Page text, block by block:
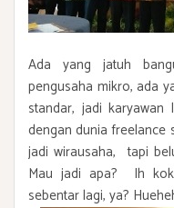
Ada yang jatuh
pengusaha mikro, ada
standar, jadi
dengan dunia freelance
jadi wirausaha, tapi
Mau jadi apa? Ih
sebentar lagi, ya?